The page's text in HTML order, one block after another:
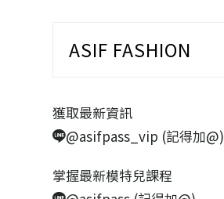
ASIF FASHION
獲取最新資訊
@asifpass_vip (記得加@)
掌握最新模特兒課程